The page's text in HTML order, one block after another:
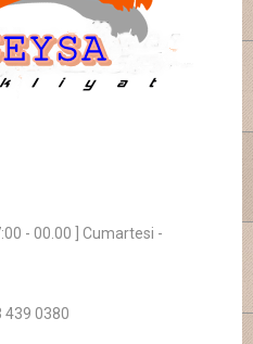
- 00.00 ] Cumartesi -
439 0380